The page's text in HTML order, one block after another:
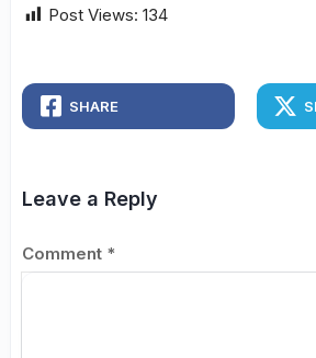
Post Views: 134
SHARE
Leave a Reply
Comment *